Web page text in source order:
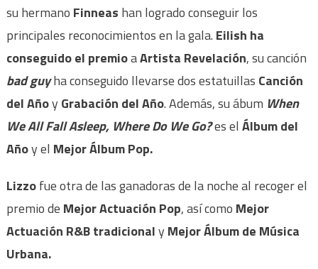
su hermano Finneas han logrado conseguir los
principales reconocimientos en la gala. Eilish ha
conseguido el premioaArtista Revelación, su canción
bad guyha conseguido llevarse dos estatuillas Canción
del Añoy Grabación del Año. Además, su ábum When
We All Fall Asleep, Where Do We Go?es el Álbum del
Añoy el Mejor Álbum Pop.
Lizzofue otra de las ganadoras de la noche al recoger el
premio de Mejor Actuación Pop, así como Mejor
Actuación R&B tradicionaly Mejor Álbum de Música
Urbana.